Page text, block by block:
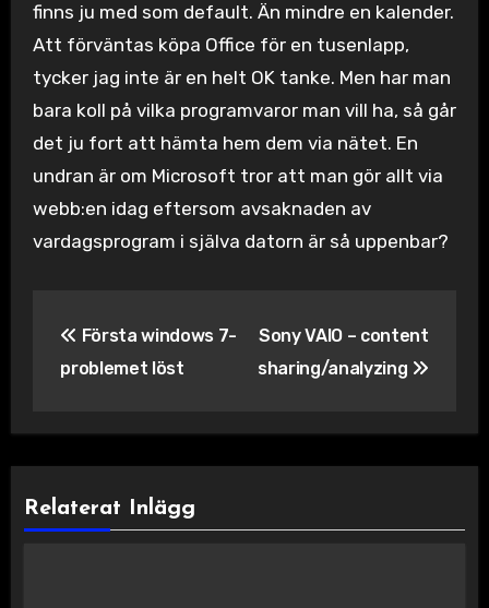
finns ju med som default. Än mindre en kalender.
Att förväntas köpa Office för en tusenlapp,
tycker jag inte är en helt OK tanke. Men har man
bara koll på vilka programvaror man vill ha, så går
det ju fort att hämta hem dem via nätet. En
undran är om Microsoft tror att man gör allt via
webb:en idag eftersom avsaknaden av
vardagsprogram i själva datorn är så uppenbar?
Första windows 7-
problemet löst
Sony VAIO – content
sharing/analyzing
Relaterat Inlägg